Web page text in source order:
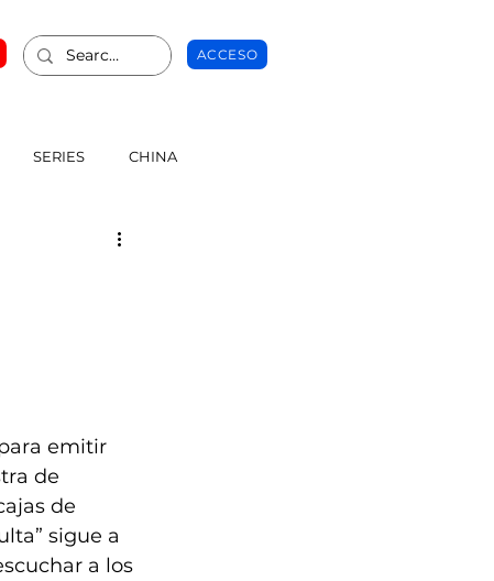
ACCESO
SERIES CHINA
emitir
de
de
sigue a
a los